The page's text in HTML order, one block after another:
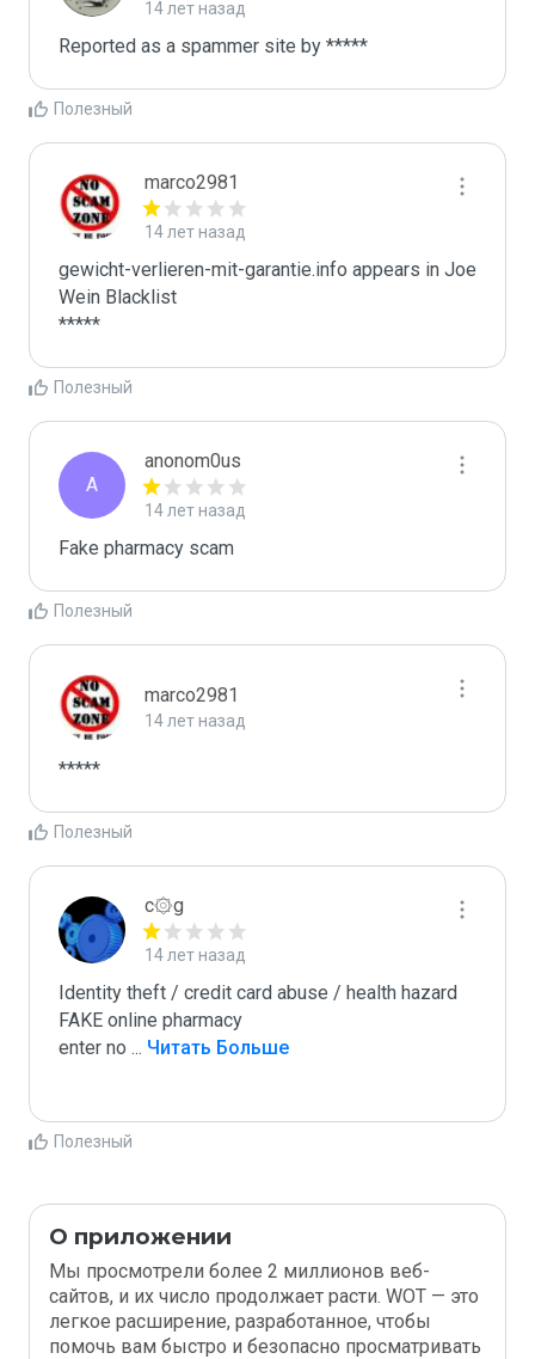
14 лет назад
Reported as a spammer site by *****
Полезный
marco2981
14 лет назад
gewicht-verlieren-mit-garantie.info appears in Joe
Wein Blacklist
*****
Полезный
A
anonom0us
14 лет назад
Fake pharmacy scam
Полезный
marco2981
14 лет назад
*****
Полезный
c۞g
14 лет назад
Identity theft / credit card abuse / health hazard
FAKE online pharmacy
enter no ... Читать Больше
Полезный
О приложении
Мы просмотрели более 2 миллионов веб-
сайтов, и их число продолжает расти. WOT — это
легкое расширение, разработанное, чтобы
помочь вам быстро и безопасно просматривать